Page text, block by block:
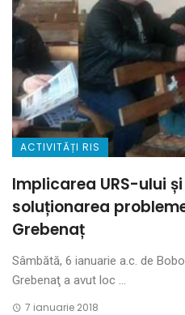
ACTIVITĂȚI RIS
Implicarea URS-ului
soluționarea
Grebenaț
Sâmbătă, 6 ianuarie a.c. de
Grebenaţ a avut loc ...
7 ianuarie 2018